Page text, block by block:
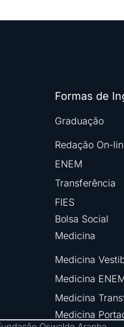
Formas de
Graduação
Redação On-
ENEM
Transferência
FIES
Bolsa Social
Medicina
Medicina
Medicina
Medicina
Medicina